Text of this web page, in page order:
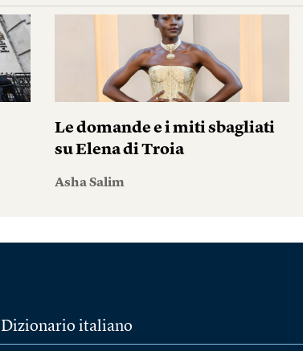
Le domande e i miti sbagliati
su Elena di Troia
Asha Salim
Dizionario italiano